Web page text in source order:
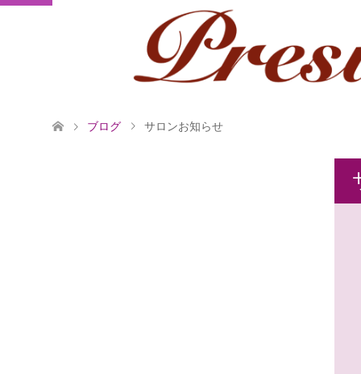
ブログ サロンお知らせ